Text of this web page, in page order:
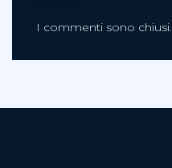
I commenti sono chiusi.